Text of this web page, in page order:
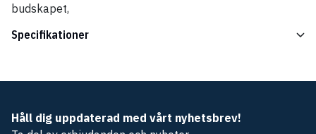
budskapet,
Specifikationer
Håll dig uppdaterad med vårt nyhetsbrev!